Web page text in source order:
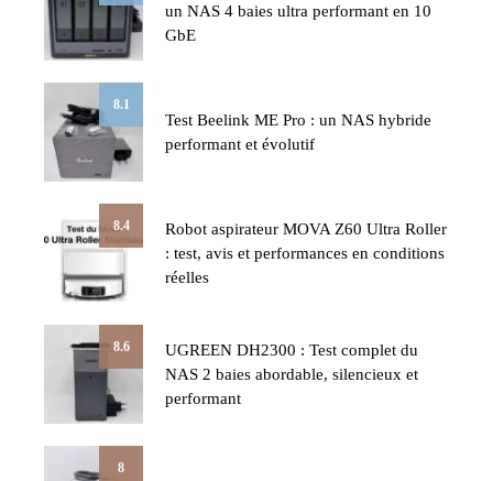
un NAS 4 baies ultra performant en 10
GbE
8.1
Test Beelink ME Pro : un NAS hybride
performant et évolutif
8.4
Robot aspirateur MOVA Z60 Ultra Roller
: test, avis et performances en conditions
réelles
8.6
UGREEN DH2300 : Test complet du
NAS 2 baies abordable, silencieux et
performant
8